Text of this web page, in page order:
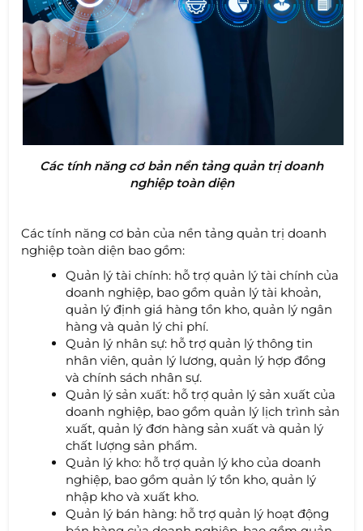
Các tính năng cơ bản nền tảng quản trị doanh
nghiệp toàn diện
Các tính năng cơ bản của nền tảng quản trị doanh
nghiệp toàn diện bao gồm:
Quản lý tài chính: hỗ trợ quản lý tài chính của
doanh nghiệp, bao gồm quản lý tài khoản,
quản lý định giá hàng tồn kho, quản lý ngân
hàng và quản lý chi phí.
Quản lý nhân sự: hỗ trợ quản lý thông tin
nhân viên, quản lý lương, quản lý hợp đồng
và chính sách nhân sự.
Quản lý sản xuất: hỗ trợ quản lý sản xuất của
doanh nghiệp, bao gồm quản lý lịch trình sản
xuất, quản lý đơn hàng sản xuất và quản lý
chất lượng sản phẩm.
Quản lý kho: hỗ trợ quản lý kho của doanh
nghiệp, bao gồm quản lý tồn kho, quản lý
nhập kho và xuất kho.
Quản lý bán hàng: hỗ trợ quản lý hoạt động